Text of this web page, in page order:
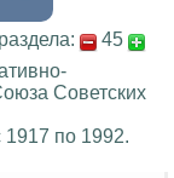
45
Советских
1917 по 1992.